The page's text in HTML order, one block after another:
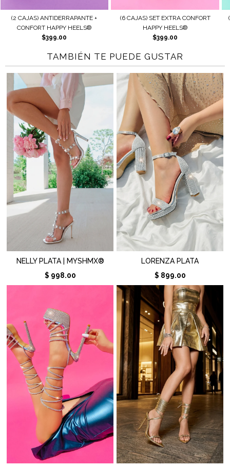
(6 CAJAS) SET EXTRA CONFORT
HAPPY HEELS®
$399.00
(2 CAJAS) AJUSTE +
HAPPY HEELS®
$179.00
TAMBIÉN TE PUEDE GUSTAR
NELLY PLATA | MYSHMX®
$ 998.00
LORENZA PLATA
$ 899.00